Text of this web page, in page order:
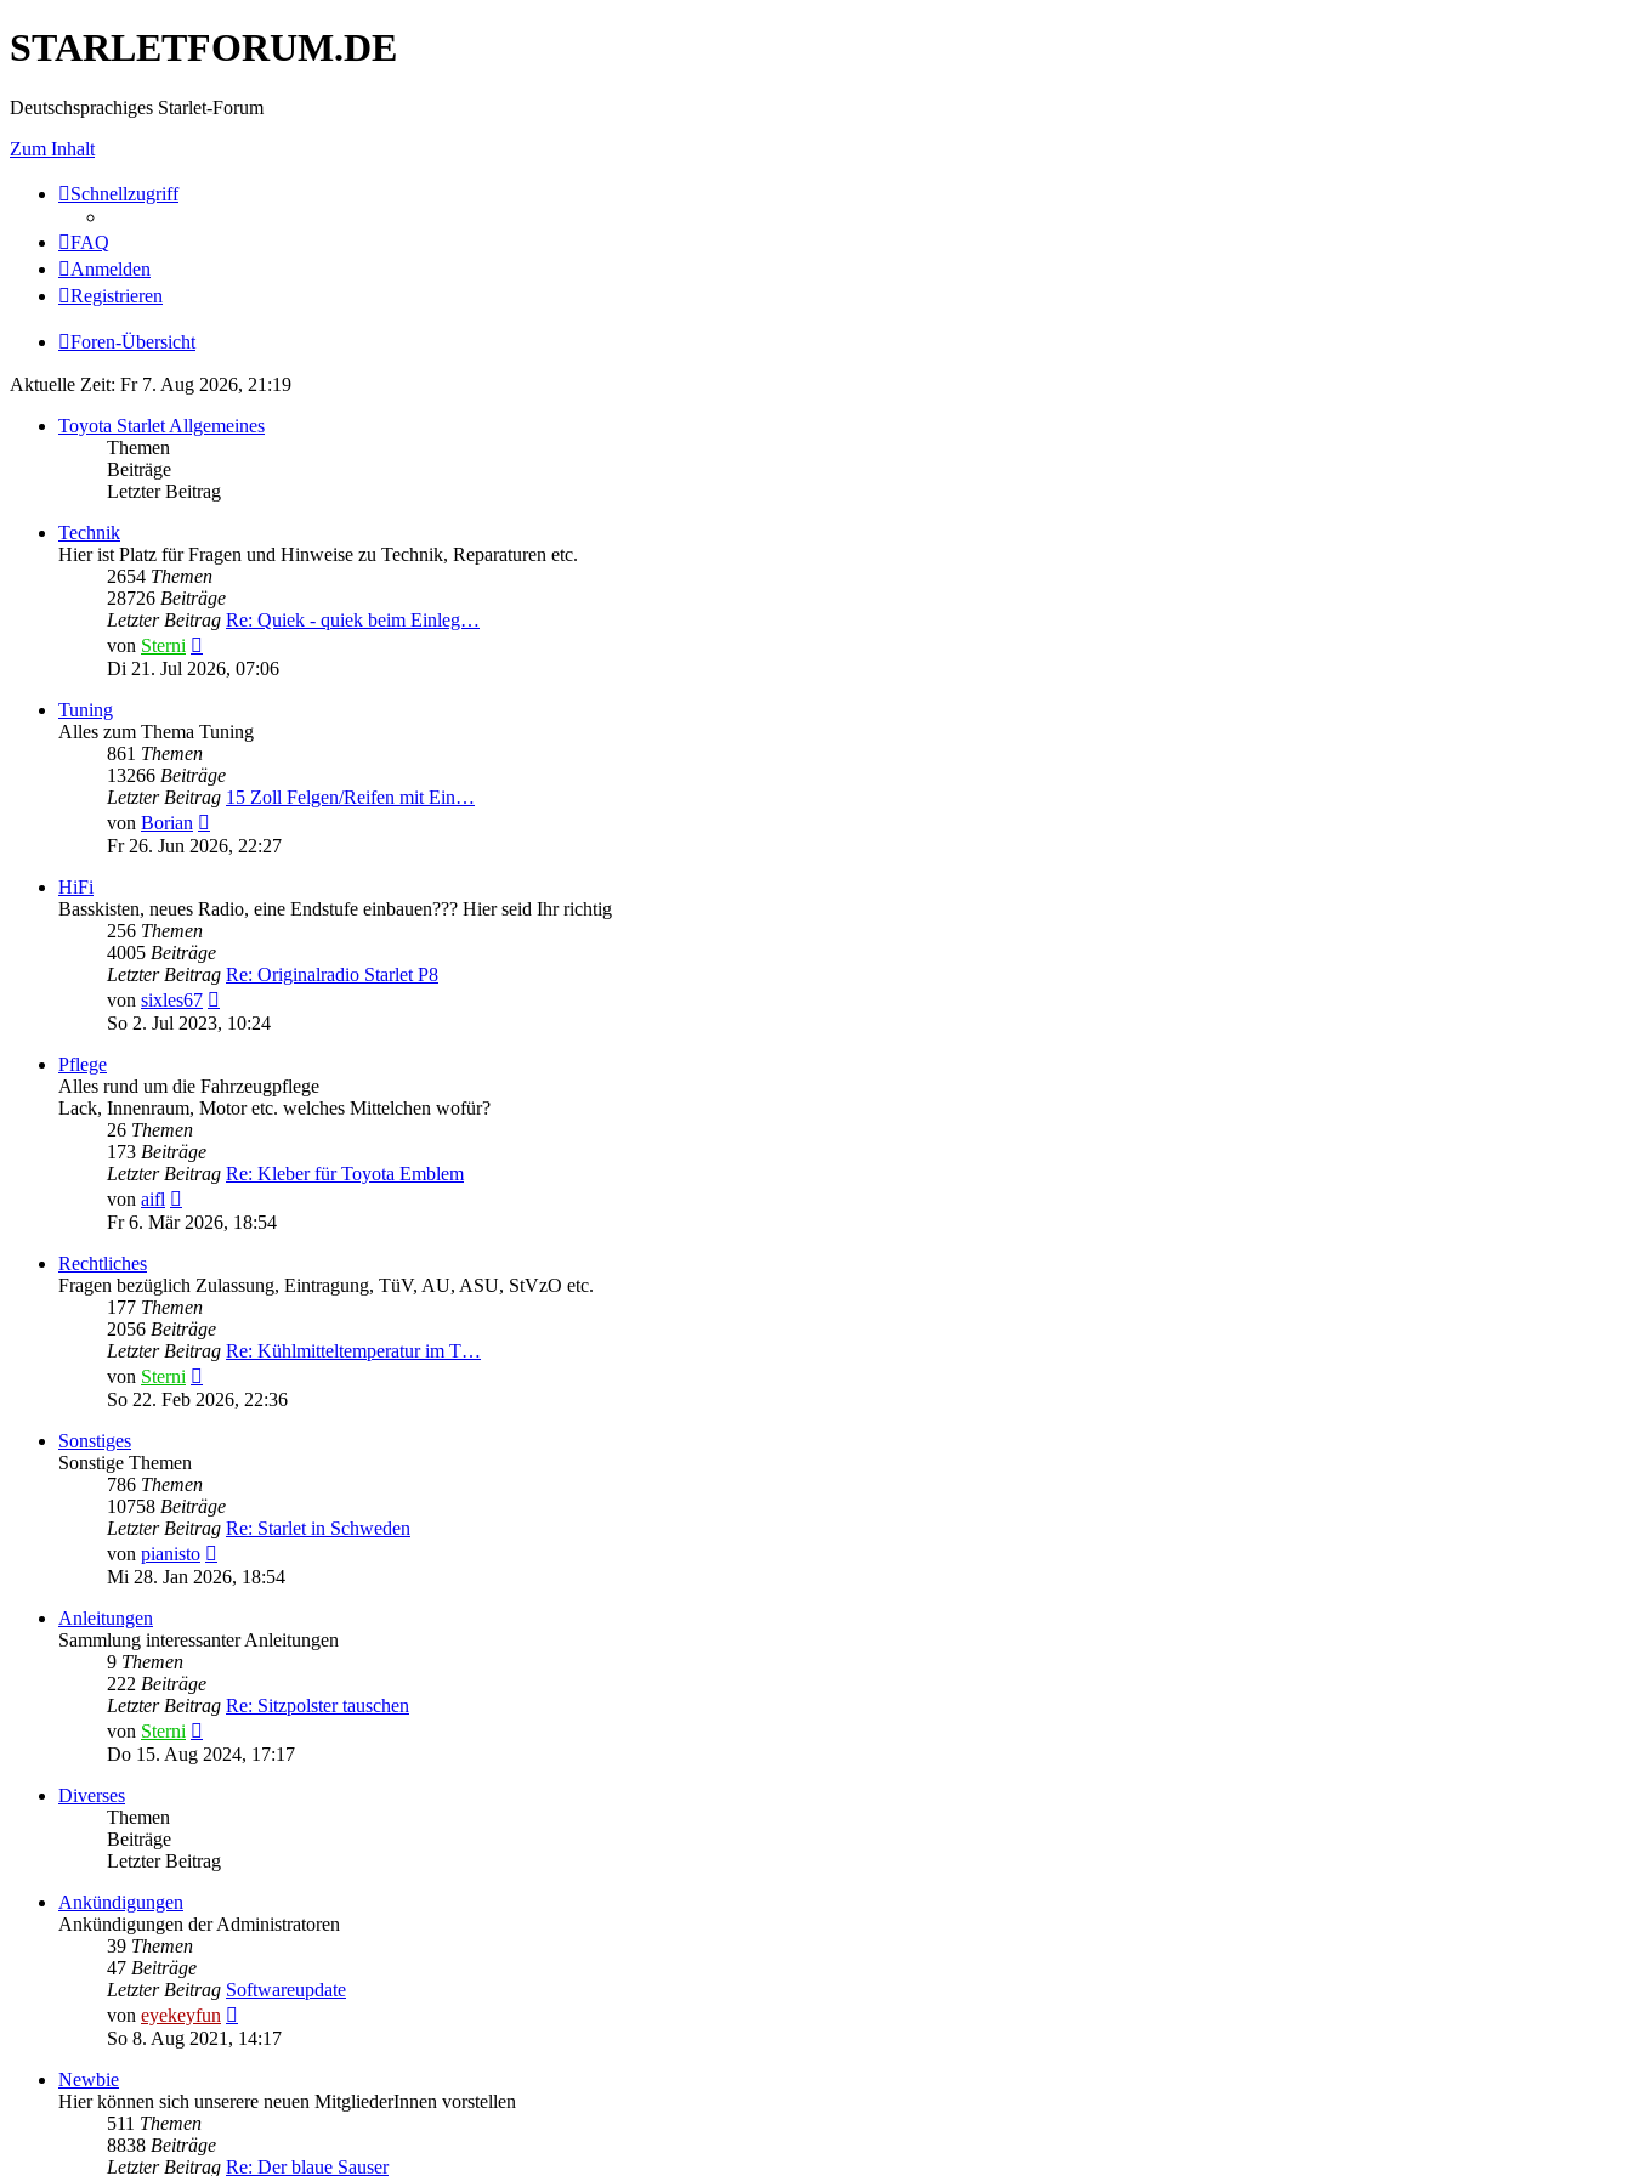
STARLETFORUM.DE
Deutschsprachiges Starlet-Forum
Zum Inhalt
Schnellzugriff
FAQ
Anmelden
Registrieren
Foren-Übersicht
Aktuelle Zeit: Fr 7. Aug 2026, 21:19
Toyota Starlet Allgemeines
Themen
Beiträge
Letzter Beitrag
Technik
Hier ist Platz für Fragen und Hinweise zu Technik, Reparaturen etc.
2654 Themen
28726 Beiträge
Letzter Beitrag Re: Quiek - quiek beim Einleg…
von Sterni
Beitrag
Di 21. Jul 2026, 07:06
Tuning
Alles zum Thema Tuning
861 Themen
13266 Beiträge
Letzter Beitrag 15 Zoll Felgen/Reifen mit Ein…
von Borian
Beitrag
Fr 26. Jun 2026, 22:27
HiFi
Basskisten, neues Radio, eine Endstufe einbauen??? Hier seid Ihr richtig
256 Themen
4005 Beiträge
Letzter Beitrag Re: Originalradio Starlet P8
von sixles67
Beitrag
So 2. Jul 2023, 10:24
Pflege
Alles rund um die Fahrzeugpflege
Lack, Innenraum, Motor etc. welches Mittelchen wofür?
26 Themen
173 Beiträge
Letzter Beitrag Re: Kleber für Toyota Emblem
von aifl
Beitrag
Fr 6. Mär 2026, 18:54
Rechtliches
Fragen bezüglich Zulassung, Eintragung, TüV, AU, ASU, StVzO etc.
177 Themen
2056 Beiträge
Letzter Beitrag Re: Kühlmitteltemperatur im T…
von Sterni
Beitrag
So 22. Feb 2026, 22:36
Sonstiges
Sonstige Themen
786 Themen
10758 Beiträge
Letzter Beitrag Re: Starlet in Schweden
von pianisto
Beitrag
Mi 28. Jan 2026, 18:54
Anleitungen
Sammlung interessanter Anleitungen
9 Themen
222 Beiträge
Letzter Beitrag Re: Sitzpolster tauschen
von Sterni
Beitrag
Do 15. Aug 2024, 17:17
Diverses
Themen
Beiträge
Letzter Beitrag
Ankündigungen
Ankündigungen der Administratoren
39 Themen
47 Beiträge
Letzter Beitrag Softwareupdate
von eyekeyfun
Beitrag
So 8. Aug 2021, 14:17
Newbie
Hier können sich unserere neuen MitgliederInnen vorstellen
511 Themen
8838 Beiträge
Letzter Beitrag Re: Der blaue Sauser